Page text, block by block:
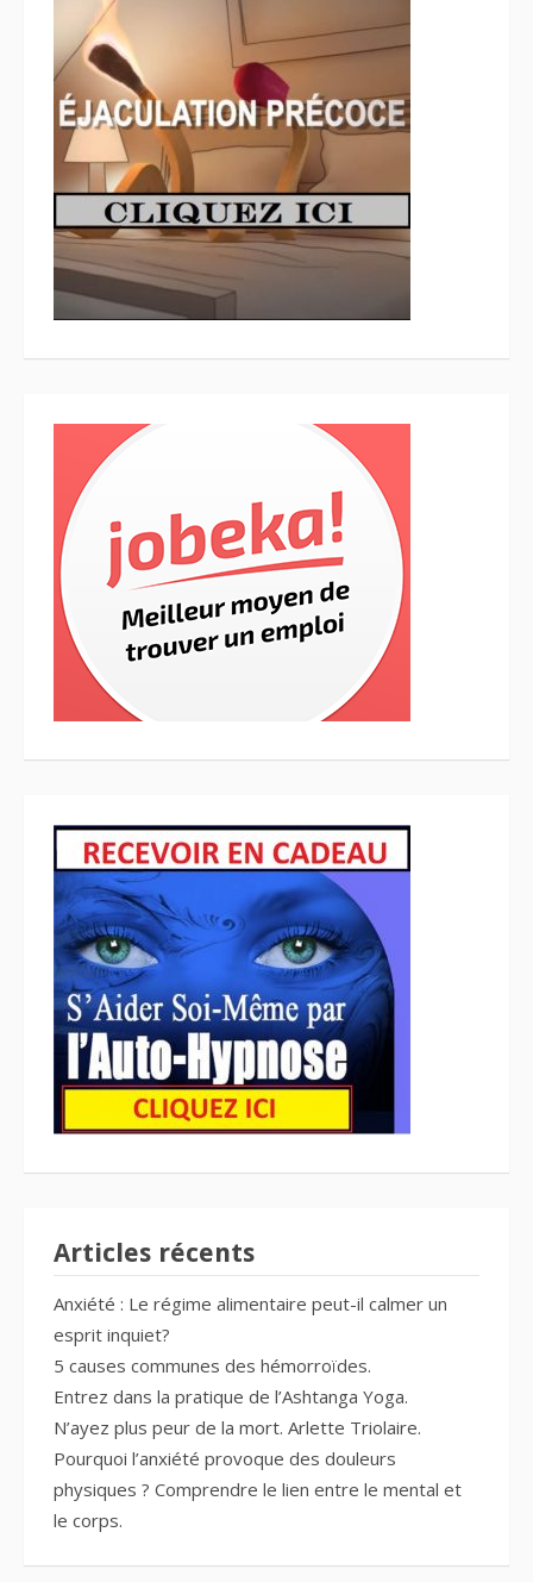
Articles récents
Anxiété : Le régime alimentaire peut-il calmer un
esprit inquiet?
5 causes communes des hémorroïdes.
Entrez dans la pratique de l’Ashtanga Yoga.
N’ayez plus peur de la mort. Arlette Triolaire.
Pourquoi l’anxiété provoque des douleurs
physiques ? Comprendre le lien entre le mental et
le corps.